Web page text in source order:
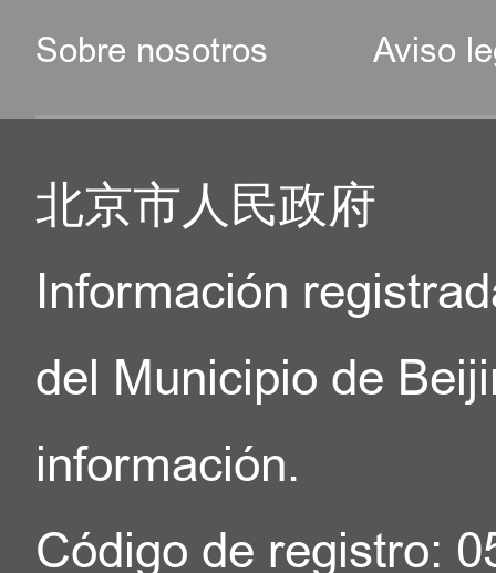
Sobre nosotros Aviso
北京市人民政府
Información
del Municipio de
información.
Código de registro: